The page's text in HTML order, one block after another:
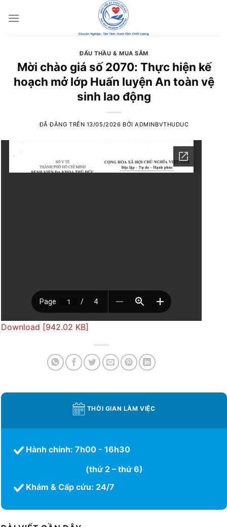
đến
ĐẤU THẦU & MUA SẮM
Mời chào giá số 2070: Thực hiện kế
hoạch mở lớp Huấn luyện An toàn vệ
sinh lao động
ĐÃ ĐĂNG TRÊN 13/05/2026 BỞIADMINBVTHUDUC
Download [942.02 KB]
THỜI GIAN LÀM VIỆC
Hành chính: 7h00 - 16h30
(thứ 2 – thứ 6)
Khám & Cấp cứu: 24/7